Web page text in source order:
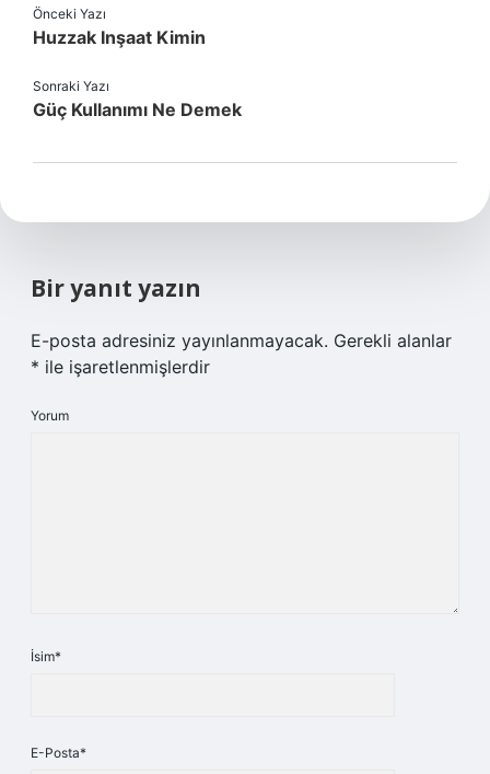
Önceki Yazı
Huzzak Inşaat Kimin
Sonraki Yazı
Güç Kullanımı Ne Demek
Bir yanıt yazın
E-posta adresiniz yayınlanmayacak. Gerekli alanlar
* ile işaretlenmişlerdir
Yorum
İsim*
E-Posta*